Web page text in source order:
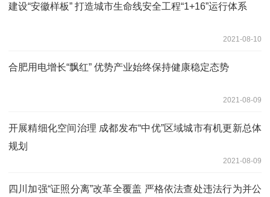
建设“安徽样板” 打造城市生命线安全工程“1+16”运行体系
2021-08-10
合肥用电增长“飘红” 优势产业始终保持健康稳定态势
2021-08-09
开展精细化空间治理 成都发布“中优”区域城市有机更新总体
规划
2021-08-09
四川加强“证照分离”改革全覆盖 严格依法查处违法行为并公